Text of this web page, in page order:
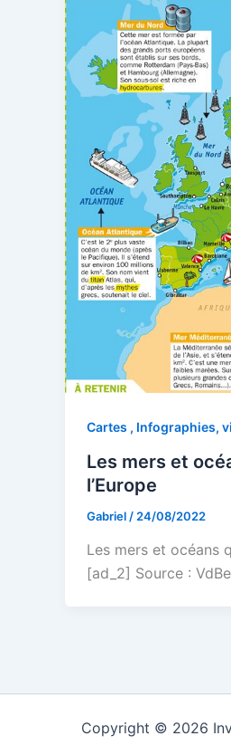
Cartes , Infographies,
Les mers et
l’Europe
Gabriel / 24/08/2022
Les mers et océans
[ad_2] Source :
Copyright © 2026